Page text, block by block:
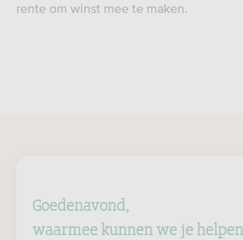
rente om winst mee te maken.
Goedenavond,
waarmee kunnen we je